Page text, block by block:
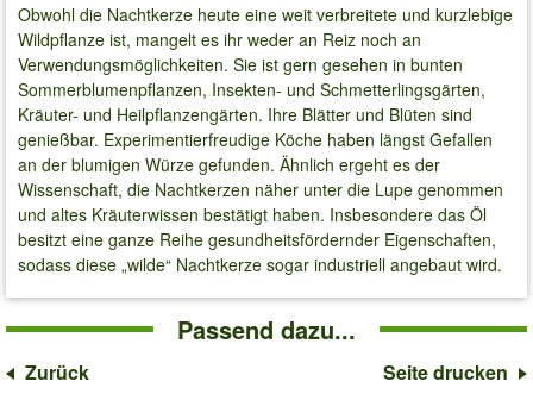
Obwohl die Nachtkerze heute eine weit verbreitete und kurzlebige
Wildpflanze ist, mangelt es ihr weder an Reiz noch an
Verwendungsmöglichkeiten. Sie ist gern gesehen in bunten
Sommerblumenpflanzen, Insekten- und Schmetterlingsgärten,
Kräuter- und Heilpflanzengärten. Ihre Blätter und Blüten sind
genießbar. Experimentierfreudige Köche haben längst Gefallen
an der blumigen Würze gefunden. Ähnlich ergeht es der
Wissenschaft, die Nachtkerzen näher unter die Lupe genommen
und altes Kräuterwissen bestätigt haben. Insbesondere das Öl
besitzt eine ganze Reihe gesundheitsfördernder Eigenschaften,
sodass diese „wilde“ Nachtkerze sogar industriell angebaut wird.
Passend dazu...
Zurück Seite drucken